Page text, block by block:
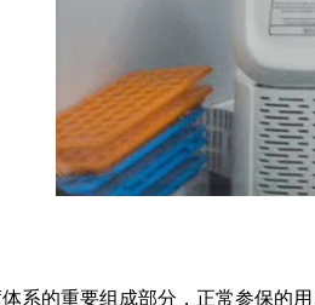
系的重要组成部分，正常参保的